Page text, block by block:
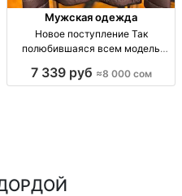
Мужская одежда
Новое поступление Так
полюбившаяся всем модель
7 339 руб ≈8 000 сом